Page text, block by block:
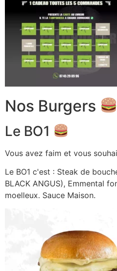
Nos Burgers
Le BO1
Vous avez faim et vous
Le BO1 c'est : Steak de
BLACK ANGUS), Emmental
moelleux. Sauce Maison.